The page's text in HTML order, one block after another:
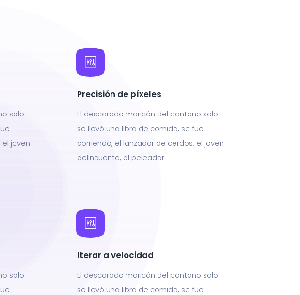
solo
joven
Precisión de píxeles
El descarado maricón del pantano solo
se llevó una libra de comida, se fue
corriendo, el lanzador de cerdos, el joven
delincuente, el peleador.
solo
Iterar a velocidad
El descarado maricón del pantano solo
se llevó una libra de comida, se fue